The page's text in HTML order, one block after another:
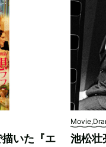
いた『エ
池松壮